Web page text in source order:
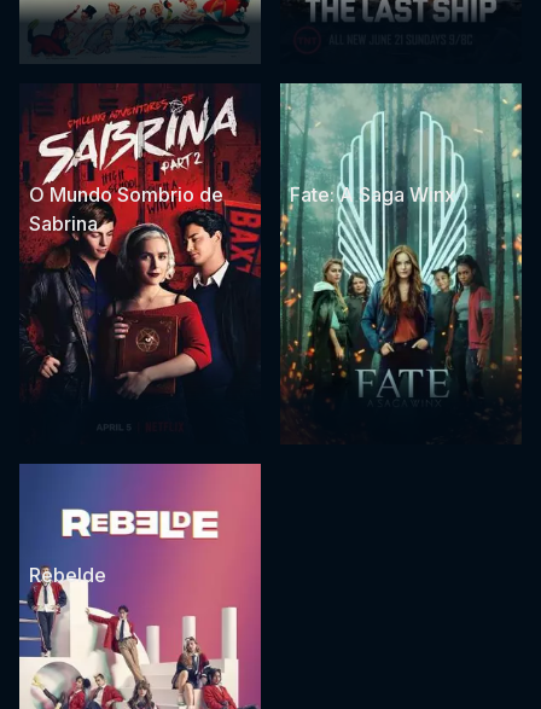
O Mundo Sombrio de
Sabrina
Fate: A Saga Winx
Rebelde